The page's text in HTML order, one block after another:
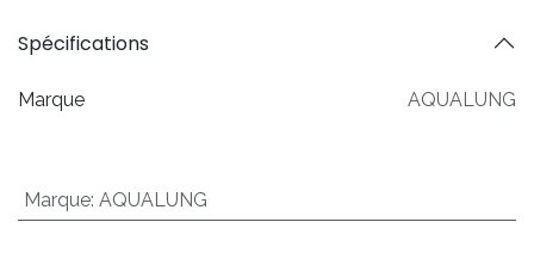
Spécifications
Marque AQUALUNG
Marque: AQUALUNG